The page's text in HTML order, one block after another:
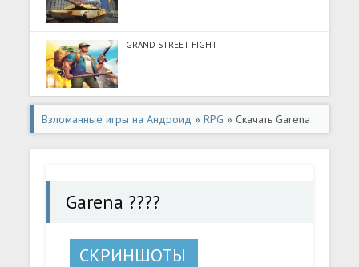
GRAND STREET FIGHT
Взломанные игры на Андроид »RPG » Скачать Garena
???? (Много денег) на Андроид
Garena ????
СКРИНШОТЫ